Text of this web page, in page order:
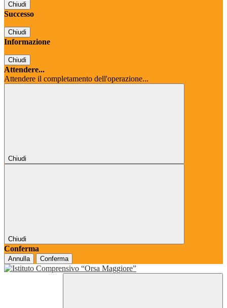
Chiudi
Successo
Chiudi
Informazione
Chiudi
Attendere...
Attendere il completamento dell'operazione...
Chiudi
Chiudi
Conferma
Annulla Conferma